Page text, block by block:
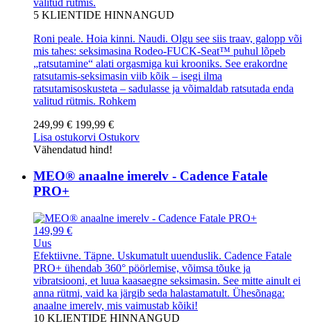
5 KLIENTIDE HINNANGUD
Roni peale. Hoia kinni. Naudi. Olgu see siis traav, galopp või
mis tahes: seksimasina Rodeo-FUCK-Seat™ puhul lõpeb
„ratsutamine“ alati orgasmiga kui krooniks. See erakordne
ratsutamis-seksimasin viib kõik – isegi ilma
ratsutamisoskusteta – sadulasse ja võimaldab ratsutada enda
valitud rütmis. Rohkem
249,99 € 199,99 €
Lisa ostukorvi Ostukorv
Vähendatud hind!
MEO® anaalne imerelv - Cadence Fatale
PRO+
149,99 €
Uus
Efektiivne. Täpne. Uskumatult uuenduslik. Cadence Fatale
PRO+ ühendab 360° pöörlemise, võimsa tõuke ja
vibratsiooni, et luua kaasaegne seksimasin. See mitte ainult ei
anna rütmi, vaid ka järgib seda halastamatult. Ühesõnaga:
anaalne imerelv, mis vaimustab kõiki!
10 KLIENTIDE HINNANGUD